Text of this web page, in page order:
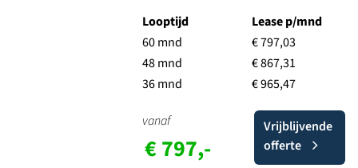
Looptijd
60 mnd
48 mnd
36 mnd
Lease p/mnd
€ 797,03
€ 867,31
€ 965,47
vanaf
€ 797,-
Vrijblijvende
offerte